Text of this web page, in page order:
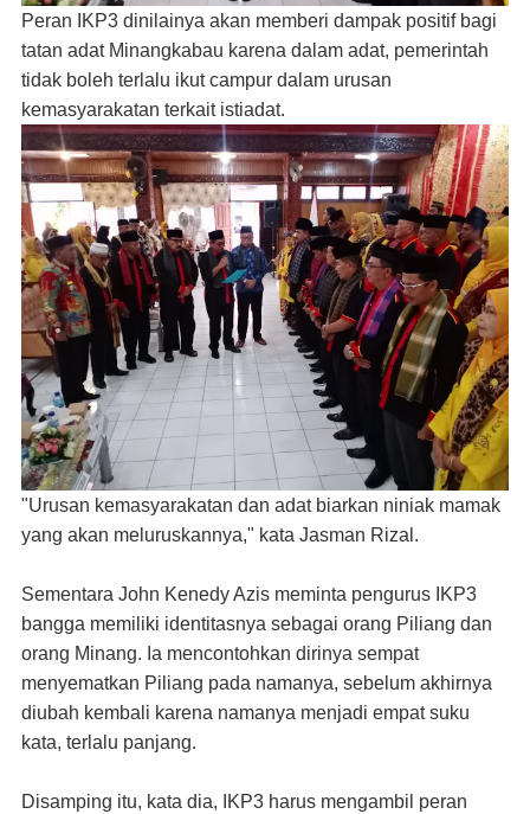
Peran IKP3 dinilainya akan memberi dampak positif bagi
tatan adat Minangkabau karena dalam adat, pemerintah
tidak boleh terlalu ikut campur dalam urusan
kemasyarakatan terkait istiadat.
"Urusan kemasyarakatan dan adat biarkan niniak mamak
yang akan meluruskannya," kata Jasman Rizal.
Sementara John Kenedy Azis meminta pengurus IKP3
bangga memiliki identitasnya sebagai orang Piliang dan
orang Minang. Ia mencontohkan dirinya sempat
menyematkan Piliang pada namanya, sebelum akhirnya
diubah kembali karena namanya menjadi empat suku
kata, terlalu panjang.
Disamping itu, kata dia, IKP3 harus mengambil peran